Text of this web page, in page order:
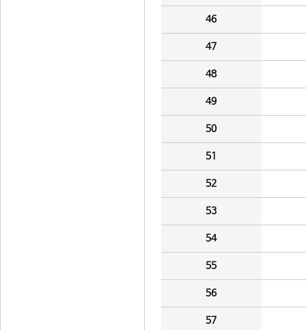
46
47
48
49
50
51
52
53
54
55
56
57